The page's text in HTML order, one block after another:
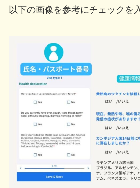
以下の画像を参考にチェックを